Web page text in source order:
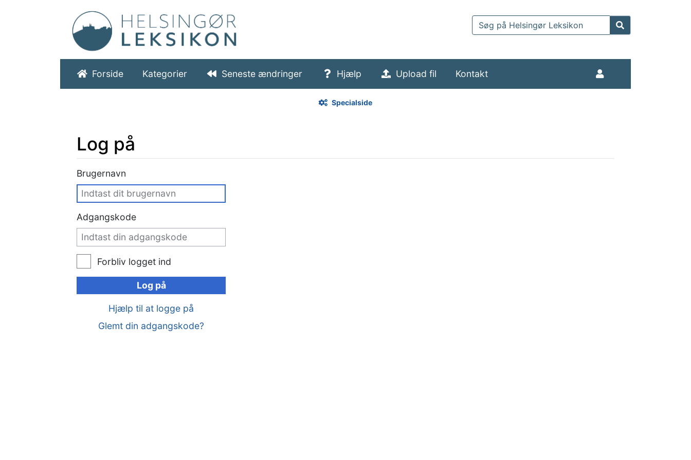
Forside Kategorier Seneste ændringer Hjælp Upload fil Kontakt
Specialside
Log på
Hop til:navigering
Brugernavn
Adgangskode
Forbliv logget ind
Log på
Hjælp til at logge på
Glemt din adgangskode?